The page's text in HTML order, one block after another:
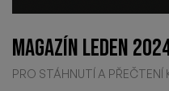
MAGAZÍN LEDEN
PRO STÁHNUTÍ A PŘEČTENÍ